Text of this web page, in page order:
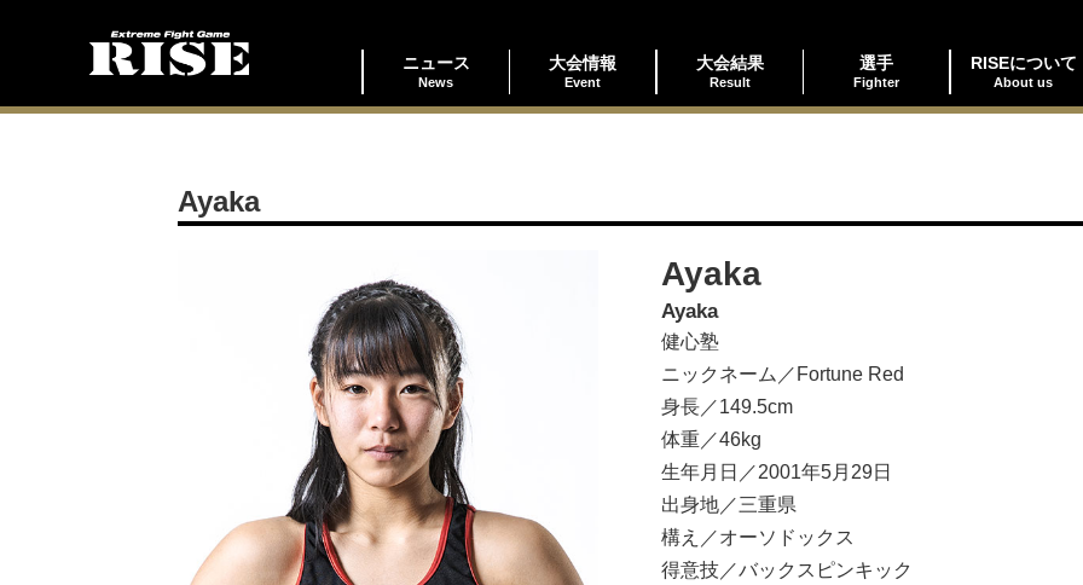
ニュース
News
大会情報
Event
大会結果
Result
選手
Fighter
RISEについて
About us
Ayaka
Ayaka
Ayaka
健心塾
ニックネーム／Fortune Red
身長／149.5cm
体重／46kg
生年月日／2001年5月29日
出身地／三重県
構え／オーソドックス
得意技／バックスピンキック